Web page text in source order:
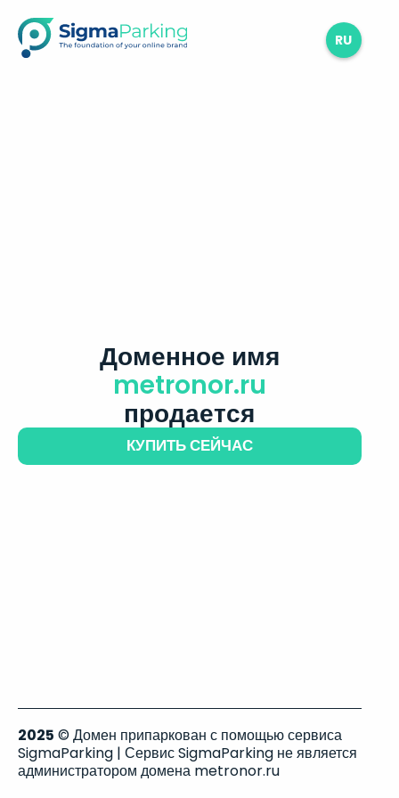
RU
Доменное имя
metronor.ru
продается
КУПИТЬ СЕЙЧАС
2025 © Домен припаркован с помощью сервиса
SigmaParking | Сервис SigmaParking не является
администратором домена metronor.ru